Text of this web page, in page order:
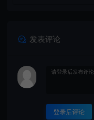
发表评论
登录后评论